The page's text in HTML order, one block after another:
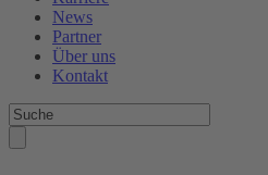
News
Partner
Über uns
Kontakt